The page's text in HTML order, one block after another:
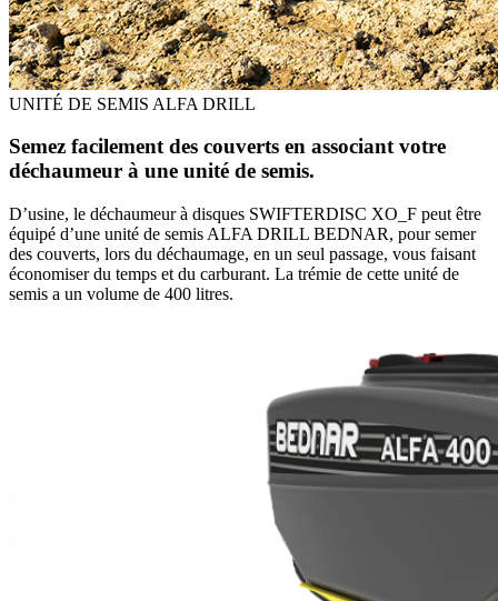
UNITÉ DE SEMIS ALFA DRILL
Semez facilement des couverts en associant votre
déchaumeur à une unité de semis.
D’usine, le déchaumeur à disques SWIFTERDISC XO_F peut être
équipé d’une unité de semis ALFA DRILL BEDNAR, pour semer
des couverts, lors du déchaumage, en un seul passage, vous faisant
économiser du temps et du carburant. La trémie de cette unité de
semis a un volume de 400 litres.